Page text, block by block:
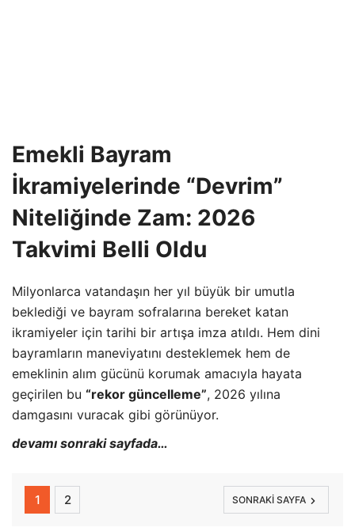
Emekli Bayram
İkramiyelerinde “Devrim”
Niteliğinde Zam: 2026
Takvimi Belli Oldu
Milyonlarca vatandaşın her yıl büyük bir umutla
beklediği ve bayram sofralarına bereket katan
ikramiyeler için tarihi bir artışa imza atıldı. Hem dini
bayramların maneviyatını desteklemek hem de
emeklinin alım gücünü korumak amacıyla hayata
geçirilen bu “rekor güncelleme”, 2026 yılına
damgasını vuracak gibi görünüyor.
devamı sonraki sayfada…
1 2 SONRAKI SAYFA